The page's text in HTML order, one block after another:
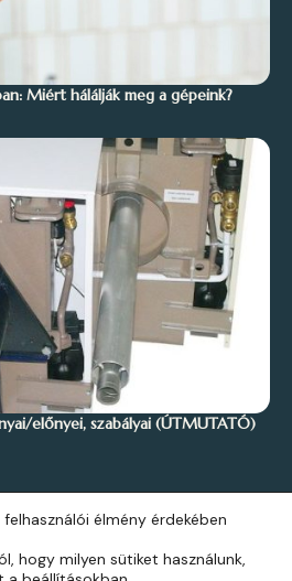
Miért hálálják meg a gépeink?
előnyei, szabályai (ÚTMUTATÓ)
élmény érdekében
hogy milyen sütiket használunk,